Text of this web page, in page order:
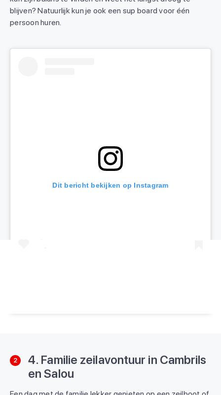
blijven? Natuurlijk kun je ook een sup board voor één
persoon huren.
Dit bericht bekijken op Instagram
2
4. Familie zeilavontuur in Cambrils
en Salou